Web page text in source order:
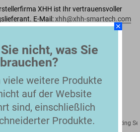
XHH ist Ihr vertrauensvoller
E-Mail: xhh@xhh-smartech.com
Banders (Compatible Parts) chevron_right Square Ring
close
nicht, was Sie
brauchen?
viele weitere Produkte
auf der Website
sind, einschließlich
Produkte.